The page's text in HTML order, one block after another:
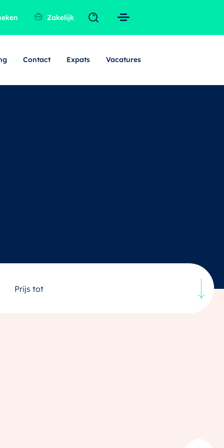
Zakelijk
Contact Expats Vacatures
Prijs tot